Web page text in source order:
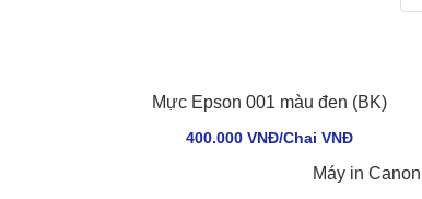
Mực Epson 001 màu đen (BK)
400.000 VNĐ/Chai VNÐ
Máy in